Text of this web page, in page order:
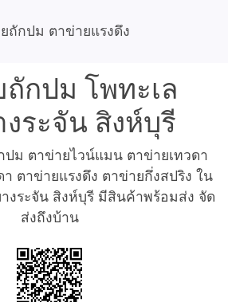
ถักปม ตาข่ายแรงดึง
กปม โพทะเล
ระจัน สิงห์บุรี
ม ตาข่ายไวน์แมน ตาข่ายเทวดา
ตาข่ายแรงดึง ตาข่ายกึ่งสปริง ใน
งระจัน สิงห์บุรี มีสินค้าพร้อมส่ง จัด
ส่งถึงบ้าน